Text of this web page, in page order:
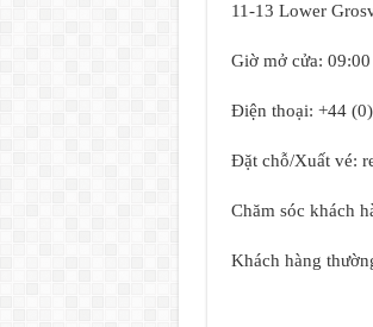
11-13 Lower
Giờ mở cửa:
Điện thoại: +44
Đặt chỗ/Xuất vé:
Chăm sóc khách
Khách hàng